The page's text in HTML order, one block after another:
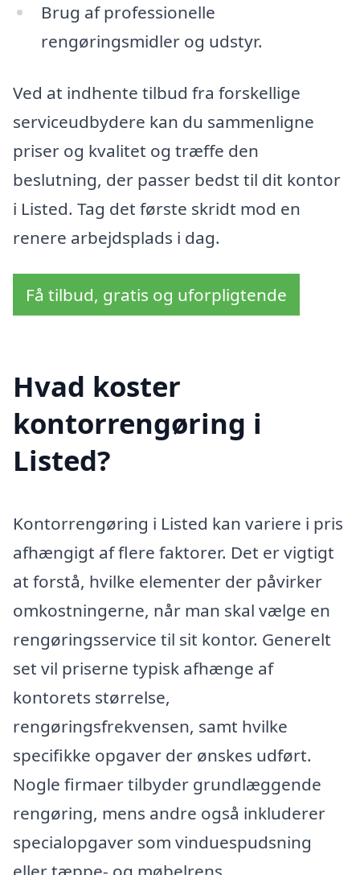
Brug af professionelle
rengøringsmidler og udstyr.
Ved at indhente tilbud fra forskellige
serviceudbydere kan du sammenligne
priser og kvalitet og træffe den
beslutning, der passer bedst til dit kontor
i Listed. Tag det første skridt mod en
renere arbejdsplads i dag.
Få tilbud, gratis og uforpligtende
Hvad koster
kontorrengøring i
Listed?
Kontorrengøring i Listed kan variere i pris
afhængigt af flere faktorer. Det er vigtigt
at forstå, hvilke elementer der påvirker
omkostningerne, når man skal vælge en
rengøringsservice til sit kontor. Generelt
set vil priserne typisk afhænge af
kontorets størrelse,
rengøringsfrekvensen, samt hvilke
specifikke opgaver der ønskes udført.
Nogle firmaer tilbyder grundlæggende
rengøring, mens andre også inkluderer
specialopgaver som vinduespudsning